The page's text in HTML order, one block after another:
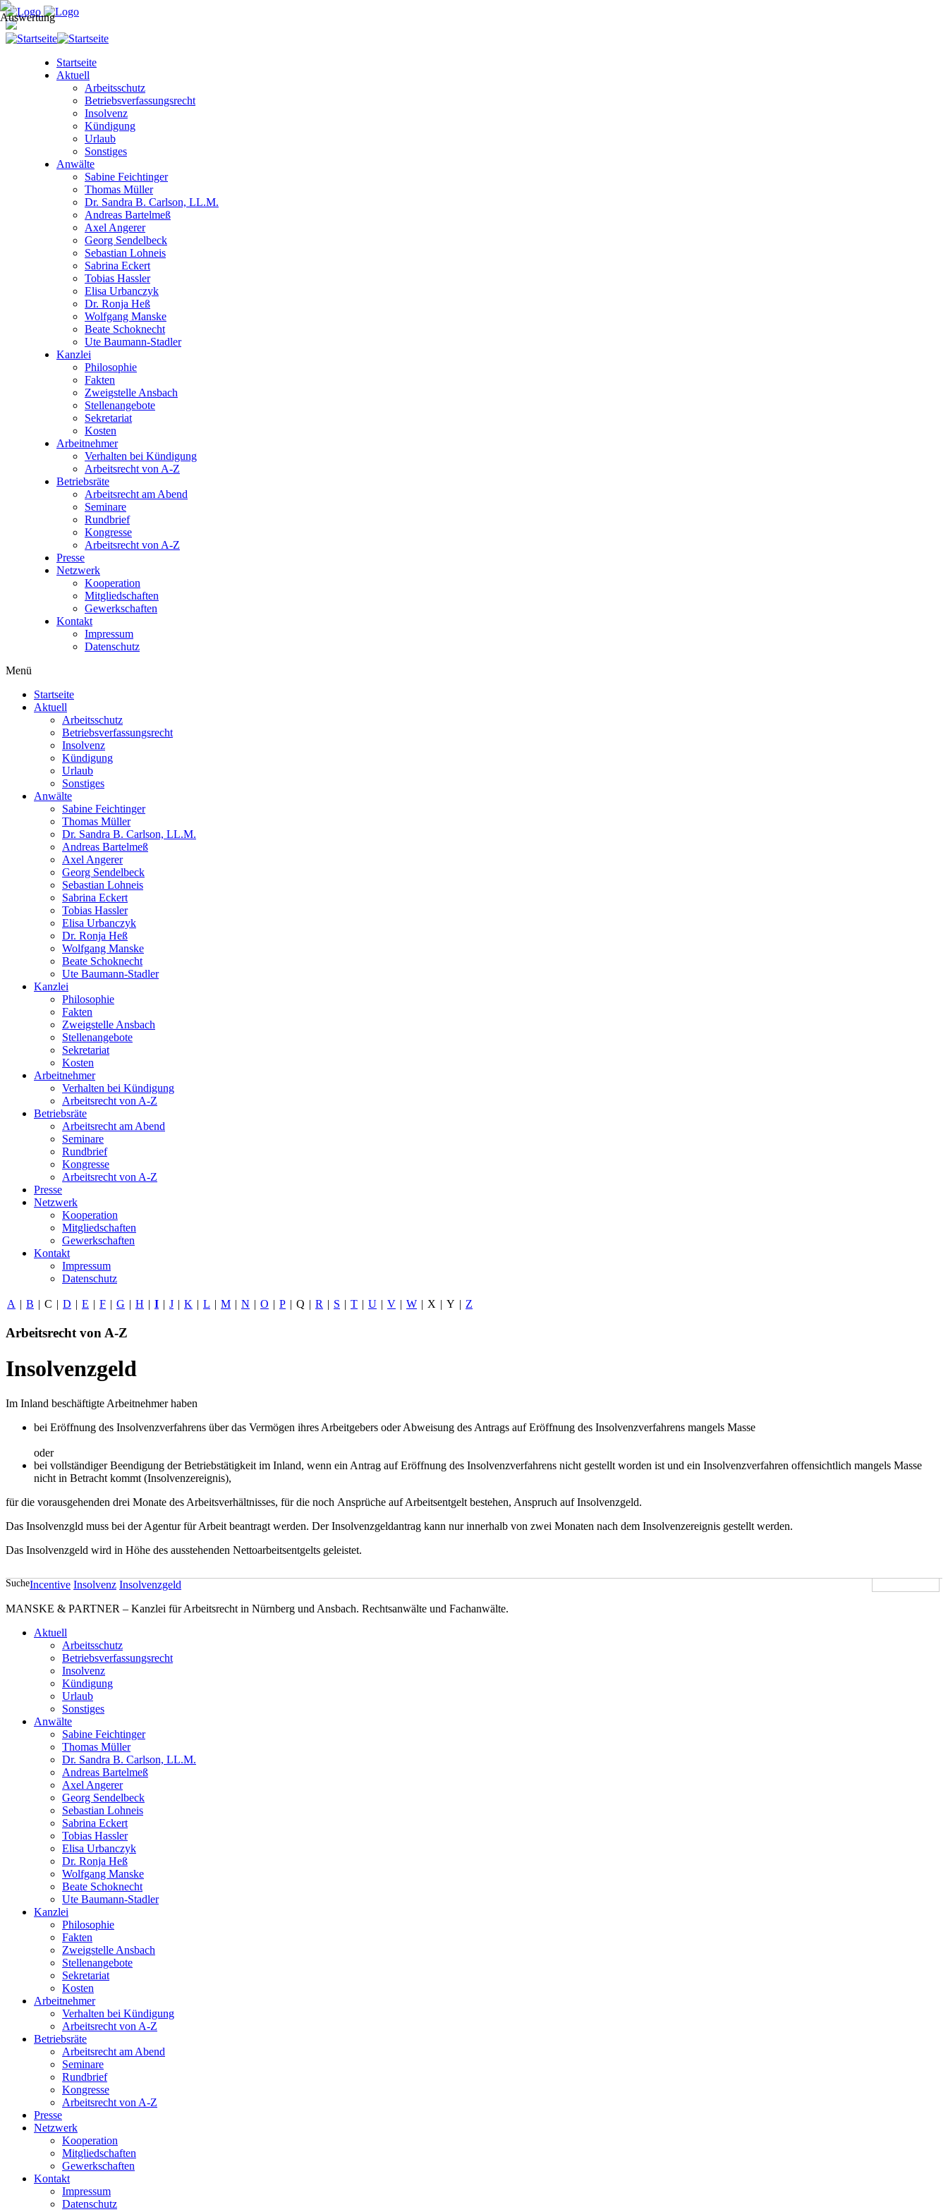
Startseite
Aktuell
Arbeitsschutz
Betriebsverfassungsrecht
Insolvenz
Kündigung
Urlaub
Sonstiges
Anwälte
Sabine Feichtinger
Thomas Müller
Dr. Sandra B. Carlson, LL.M.
Andreas Bartelmeß
Axel Angerer
Georg Sendelbeck
Sebastian Lohneis
Sabrina Eckert
Tobias Hassler
Elisa Urbanczyk
Dr. Ronja Heß
Wolfgang Manske
Beate Schoknecht
Ute Baumann-Stadler
Kanzlei
Philosophie
Fakten
Zweigstelle Ansbach
Stellenangebote
Sekretariat
Kosten
Arbeitnehmer
Verhalten bei Kündigung
Arbeitsrecht von A-Z
Betriebsräte
Arbeitsrecht am Abend
Seminare
Rundbrief
Kongresse
Arbeitsrecht von A-Z
Presse
Netzwerk
Kooperation
Mitgliedschaften
Gewerkschaften
Kontakt
Impressum
Datenschutz
Menü
Startseite
Aktuell
Arbeitsschutz
Betriebsverfassungsrecht
Insolvenz
Kündigung
Urlaub
Sonstiges
Anwälte
Sabine Feichtinger
Thomas Müller
Dr. Sandra B. Carlson, LL.M.
Andreas Bartelmeß
Axel Angerer
Georg Sendelbeck
Sebastian Lohneis
Sabrina Eckert
Tobias Hassler
Elisa Urbanczyk
Dr. Ronja Heß
Wolfgang Manske
Beate Schoknecht
Ute Baumann-Stadler
Kanzlei
Philosophie
Fakten
Zweigstelle Ansbach
Stellenangebote
Sekretariat
Kosten
Arbeitnehmer
Verhalten bei Kündigung
Arbeitsrecht von A-Z
Betriebsräte
Arbeitsrecht am Abend
Seminare
Rundbrief
Kongresse
Arbeitsrecht von A-Z
Presse
Netzwerk
Kooperation
Mitgliedschaften
Gewerkschaften
Kontakt
Impressum
Datenschutz
A | B | C | D | E | F | G | H | I | J | K | L | M | N | O | P | Q | R | S | T | U | V | W | X | Y | Z
Arbeitsrecht von A-Z
Insolvenzgeld
Im Inland beschäftigte Arbeitnehmer haben
bei Eröffnung des Insolvenzverfahrens über das Vermögen ihres Arbeitgebers oder Abweisung des Antrags auf Eröffnung des Insolvenzverfahrens mangels Masse
oder
bei vollständiger Beendigung der Betriebstätigkeit im Inland, wenn ein Antrag auf Eröffnung des Insolvenzverfahrens nicht gestellt worden ist und ein Insolvenzverfahren offensichtlich mangels Masse
nicht in Betracht kommt (Insolvenzereignis),
für die vorausgehenden drei Monate des Arbeitsverhältnisses, für die noch Ansprüche auf Arbeitsentgelt bestehen, Anspruch auf Insolvenzgeld.
Das Insolvenzgld muss bei der Agentur für Arbeit beantragt werden. Der Insolvenzgeldantrag kann nur innerhalb von zwei Monaten nach dem Insolvenzereignis gestellt werden.
Das Insolvenzgeld wird in Höhe des ausstehenden Nettoarbeitsentgelts geleistet.
SucheIncentive Insolvenz Insolvenzgeld
MANSKE & PARTNER – Kanzlei für Arbeitsrecht in Nürnberg und Ansbach. Rechtsanwälte und Fachanwälte.
Aktuell
Arbeitsschutz
Betriebsverfassungsrecht
Insolvenz
Kündigung
Urlaub
Sonstiges
Anwälte
Sabine Feichtinger
Thomas Müller
Dr. Sandra B. Carlson, LL.M.
Andreas Bartelmeß
Axel Angerer
Georg Sendelbeck
Sebastian Lohneis
Sabrina Eckert
Tobias Hassler
Elisa Urbanczyk
Dr. Ronja Heß
Wolfgang Manske
Beate Schoknecht
Ute Baumann-Stadler
Kanzlei
Philosophie
Fakten
Zweigstelle Ansbach
Stellenangebote
Sekretariat
Kosten
Arbeitnehmer
Verhalten bei Kündigung
Arbeitsrecht von A-Z
Betriebsräte
Arbeitsrecht am Abend
Seminare
Rundbrief
Kongresse
Arbeitsrecht von A-Z
Presse
Netzwerk
Kooperation
Mitgliedschaften
Gewerkschaften
Kontakt
Impressum
Datenschutz